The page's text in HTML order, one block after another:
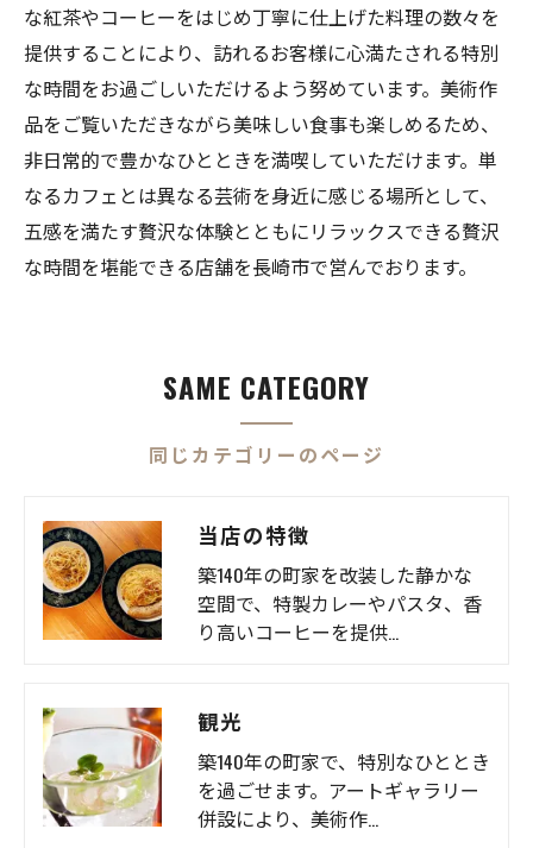
な紅茶やコーヒーをはじめ丁寧に仕上げた料理の数々を
提供することにより、訪れるお客様に心満たされる特別
な時間をお過ごしいただけるよう努めています。美術作
品をご覧いただきながら美味しい食事も楽しめるため、
非日常的で豊かなひとときを満喫していただけます。単
なるカフェとは異なる芸術を身近に感じる場所として、
五感を満たす贅沢な体験とともにリラックスできる贅沢
な時間を堪能できる店舗を長崎市で営んでおります。
同じカテゴリーのページ
SAME CATEGORY
当店の特徴
築140年の町家を改装した静かな
空間で、特製カレーやパスタ、香
り高いコーヒーを提供…
観光
築140年の町家で、特別なひととき
を過ごせます。アートギャラリー
併設により、美術作…